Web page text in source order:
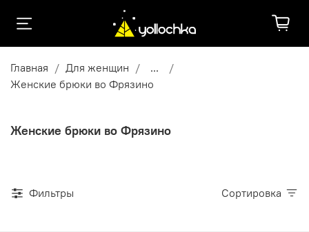
Главная Для женщин
...
Женские брюки во Фрязино
Женские брюки во Фрязино
Фильтры Сортировка